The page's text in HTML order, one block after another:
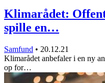
Klimarådet:
spille en…
Samfund • 20.12.21
Klimarådet anbefaler i en ny
op for…